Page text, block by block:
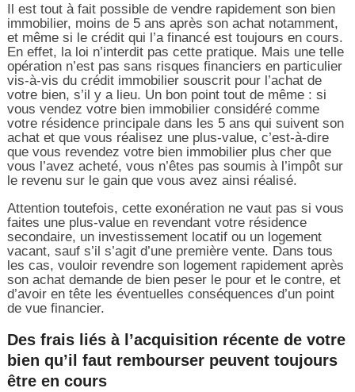
Il est tout à fait possible de vendre rapidement son bien
immobilier, moins de 5 ans après son achat notamment,
et même si le crédit qui l’a financé est toujours en cours.
En effet, la loi n’interdit pas cette pratique. Mais une telle
opération n’est pas sans risques financiers en particulier
vis-à-vis du crédit immobilier souscrit pour l’achat de
votre bien, s’il y a lieu. Un bon point tout de même : si
vous vendez votre bien immobilier considéré comme
votre résidence principale dans les 5 ans qui suivent son
achat et que vous réalisez une plus-value, c’est-à-dire
que vous revendez votre bien immobilier plus cher que
vous l’avez acheté, vous n’êtes pas soumis à l’impôt sur
le revenu sur le gain que vous avez ainsi réalisé.
Attention toutefois, cette exonération ne vaut pas si vous
faites une plus-value en revendant votre résidence
secondaire, un investissement locatif ou un logement
vacant, sauf s’il s’agit d’une première vente. Dans tous
les cas, vouloir revendre son logement rapidement après
son achat demande de bien peser le pour et le contre, et
d’avoir en tête les éventuelles conséquences d’un point
de vue financier.
Des frais liés à l’acquisition récente de votre
bien qu’il faut rembourser peuvent toujours
être en cours